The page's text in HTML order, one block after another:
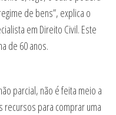
de bens”, explica o
em Direito Civil. Este
de 60 anos.
parcial, não é feita meio a
recursos para comprar uma